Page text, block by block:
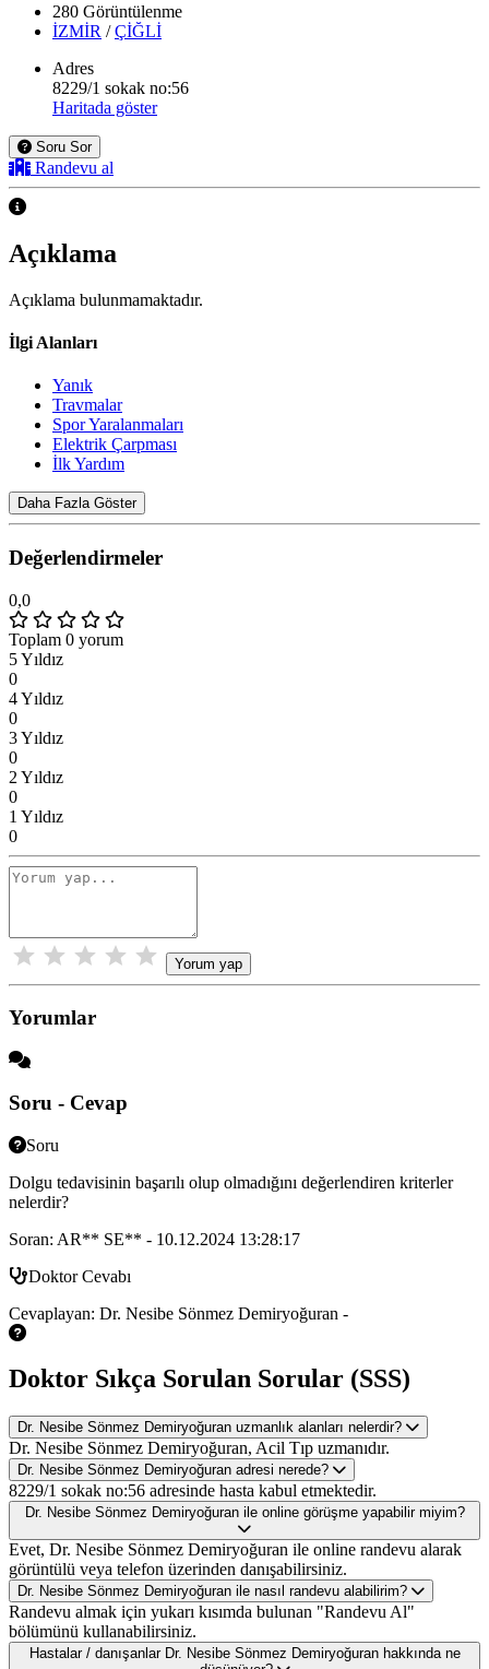
280 Görüntülenme
İZMİR /ÇİĞLİ
Adres
8229/1 sokak no:56
Haritada göster
Soru Sor
Randevu al
Açıklama
Açıklama bulunmamaktadır.
İlgi Alanları
Yanık
Travmalar
Spor Yaralanmaları
Elektrik Çarpması
İlk Yardım
Daha Fazla Göster
Değerlendirmeler
0,0
Toplam 0 yorum
5 Yıldız
0
4 Yıldız
0
3 Yıldız
0
2 Yıldız
0
1 Yıldız
0
Yorum yap
Yorumlar
Soru - Cevap
Soru
Dolgu tedavisinin başarılı olup olmadığını değerlendiren kriterler
nelerdir?
Soran: AR** SE** - 10.12.2024 13:28:17
Doktor Cevabı
Cevaplayan: Dr. Nesibe Sönmez Demiryoğuran -
Doktor Sıkça Sorulan Sorular (SSS)
Dr. Nesibe Sönmez Demiryoğuran uzmanlık alanları nelerdir?
Dr. Nesibe Sönmez Demiryoğuran, Acil Tıp uzmanıdır.
Dr. Nesibe Sönmez Demiryoğuran adresi nerede?
8229/1 sokak no:56 adresinde hasta kabul etmektedir.
Dr. Nesibe Sönmez Demiryoğuran ile online görüşme yapabilir miyim?
Evet, Dr. Nesibe Sönmez Demiryoğuran ile online randevu alarak
görüntülü veya telefon üzerinden danışabilirsiniz.
Dr. Nesibe Sönmez Demiryoğuran ile nasıl randevu alabilirim?
Randevu almak için yukarı kısımda bulunan "Randevu Al"
bölümünü kullanabilirsiniz.
Hastalar / danışanlar Dr. Nesibe Sönmez Demiryoğuran hakkında ne